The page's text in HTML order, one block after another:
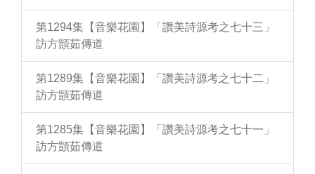
第1294集【音樂花園】「讚美詩源考之七十三」
訪方顗茹傳道
第1289集【音樂花園】「讚美詩源考之七十二」
訪方顗茹傳道
第1285集【音樂花園】「讚美詩源考之七十一」
訪方顗茹傳道